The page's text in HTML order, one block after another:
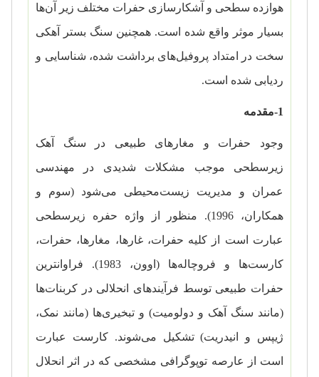
هوازده سطحی و آشکارسازی حفرات مختلف زیر آن‌ها
بسیار موثر واقع شده است. همچنین سنگ بستر آهکی
سخت در امتداد پروفیل‌های برداشت شده، شناسایی و
ردیابی شده است.
1-مقدمه
وجود حفرات و مغارهای طبیعی در سنگ آهک
زیرسطحی موجب مشکلات شدیدی در مهندسی
عمران و مدیریت زیست‌محیطی می‌شود (سوم و
همکاران، 1996).
منظور از واژه حفره زیرسطحی
عبارت است از کلیه حفرات، غارها، مغارها، حفرات،
کارست‌ها و فروچاله‌ها (اوون، 1983). فراوانترین
حفرات طبیعی توسط فرآیندهای انحلالی در کربنات‌ها
(مانند سنگ آهک و دولومیت) و تبخیری‌ها (مانند نمک،
ژیپس و انیدریت) تشکیل می‌شوند. کارست عبارت
است از عارصه توپوگرافی مشخصی که در اثر انحلال